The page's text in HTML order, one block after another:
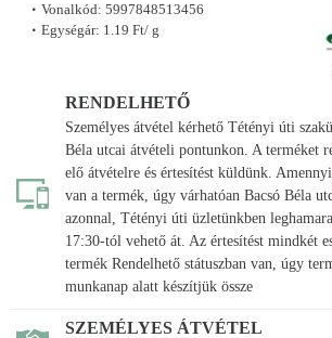
Vonalkód: 5997848513456
Egységár: 1.19 Ft/ g
RENDELHETŐ
Személyes átvétel kérhető Tétényi úti
Béla utcai átvételi pontunkon. A terméket
elő átvételre és értesítést küldünk.
van a termék, úgy várhatóan Bacsó Béla
azonnal, Tétényi úti üzletünkben
17:30-tól vehető át. Az értesítést mindkét
termék Rendelhető státuszban van, úgy
munkanap alatt készítjük össze
SZEMÉLYES ÁTVÉTEL